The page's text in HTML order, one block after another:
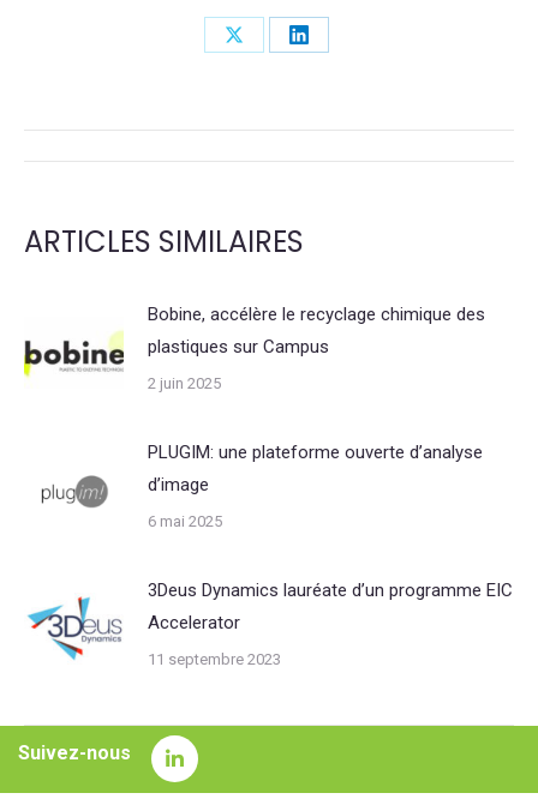
Share
Share
NAVIGATION
COMMENTAIRE
ARTICLES SIMILAIRES
Bobine, accélère le recyclage chimique des
plastiques sur Campus
2 juin 2025
PLUGIM: une plateforme ouverte d’analyse
d’image
6 mai 2025
3Deus Dynamics lauréate d’un programme EIC
Accelerator
11 septembre 2023
Suivez-nous